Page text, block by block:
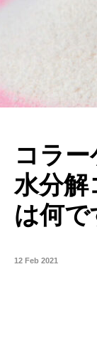
コラ
水分解
は何で
12 Feb 2021